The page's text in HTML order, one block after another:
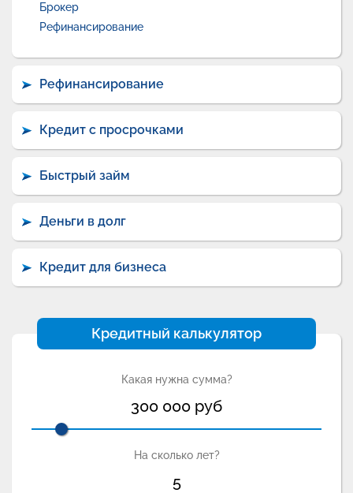
Брокер
Рефинансирование
Рефинансирование
Кредит с просрочками
Быстрый займ
Деньги в долг
Кредит для бизнеса
Кредитный калькулятор
Какая нужна сумма?
300 000 руб
На сколько лет?
5